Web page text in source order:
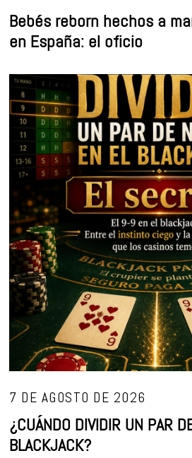
Bebés reborn hechos a
en España: el oficio
7 DE AGOSTO DE 2026
¿CUÁNDO DIVIDIR UN PAR
BLACKJACK?